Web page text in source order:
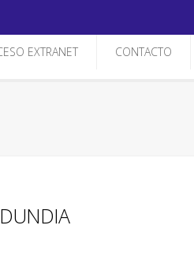
EXTRANET CONTACTO